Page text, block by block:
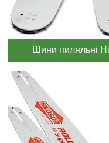
Шини пиляльні